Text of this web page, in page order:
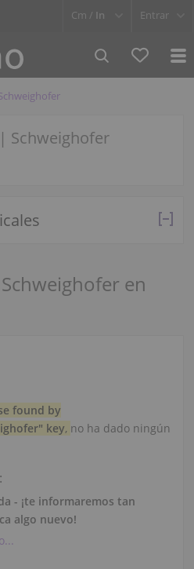
Cm / In Entrar
Schweighofer
en
found by
key, no ha dado ningún
- ¡te informaremos tan
algo nuevo!